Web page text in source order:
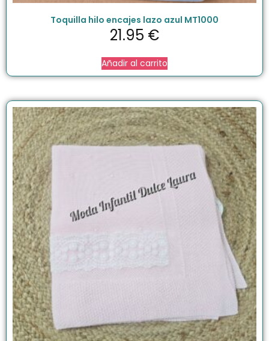
Toquilla hilo encajes lazo azul MT1000
21.95 €
Añadir al carrito